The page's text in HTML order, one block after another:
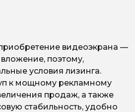
видеоэкрана —
поэтому,
условия лизинга.
к мощному рекламному
продаж, а также
стабильность, удобно